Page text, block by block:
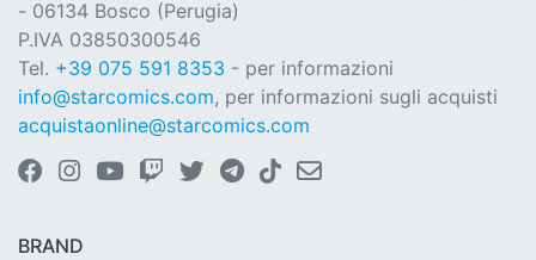
- 06134 Bosco (Perugia)
P.IVA 03850300546
Tel. +39 075 591 8353 - per informazioni
info@starcomics.com, per informazioni sugli acquisti
acquistaonline@starcomics.com
BRAND